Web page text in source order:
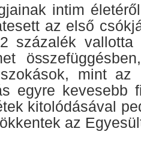
intim
az első
százalék
mint az
egyre kevesebb
kitolódásával
az